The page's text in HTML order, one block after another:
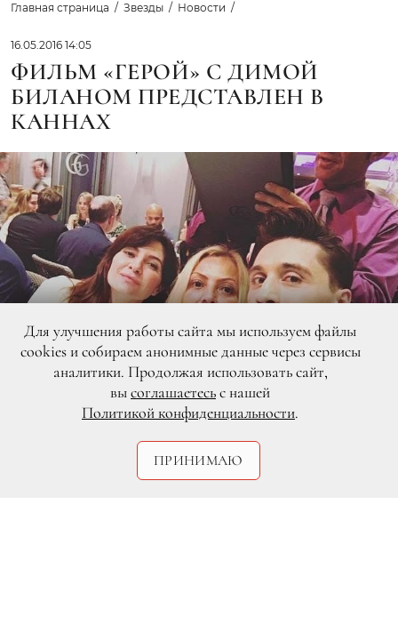
Главная страница Звезды Новости
16.05.2016 14:05
ФИЛЬМ «ГЕРОЙ» C ДИМОЙ
БИЛАНОМ ПРЕДСТАВЛЕН В
КАННАХ
DR
Для улучшения работы сайта мы используем файлы
cookies и собираем анонимные данные через сервисы
аналитики. Продолжая использовать сайт,
высоглашаетесьс нашей
Политикой конфиденциальности.
ПРИНИМАЮ